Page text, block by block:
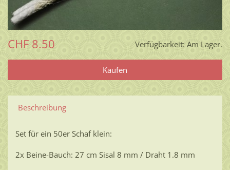
Verfügbarkeit: Am Lager.
CHF 8.50
Beschreibung
Set für ein 50er Schaf klein:
2x Beine-Bauch: 27 cm Sisal 8 mm / Draht 1.8 mm